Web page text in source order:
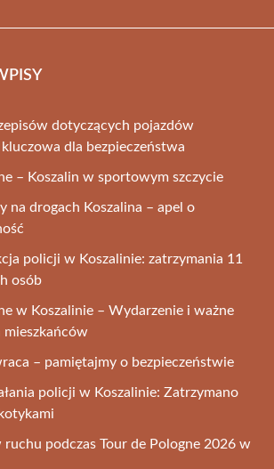
dotyczących pojazdów
dla bezpieczeństwa
– Koszalin w sportowym szczycie
na drogach Koszalina – apel o
policji w Koszalinie: zatrzymania 11
osób
w Koszalinie – Wydarzenie i ważne
– pamiętajmy o bezpieczeństwie
policji w Koszalinie: Zatrzymano
podczas Tour de Pologne 2026 w